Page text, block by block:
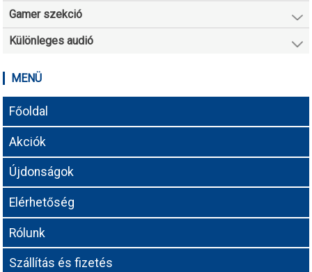
Gamer szekció
Különleges audió
MENÜ
Főoldal
Akciók
Újdonságok
Elérhetőség
Rólunk
Szállítás és fizetés